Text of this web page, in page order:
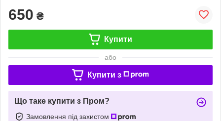
650 ₴
Купити
або
Купити з
Що таке купити з Пром?
Замовлення під захистом